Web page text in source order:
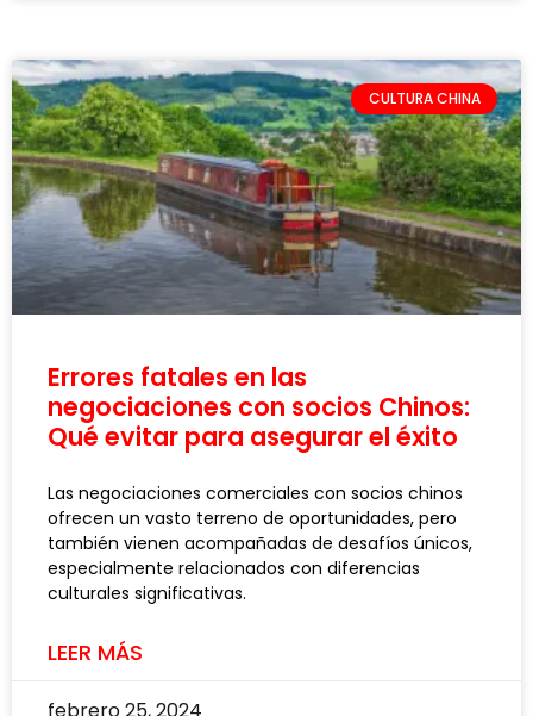
CULTURA CHINA
Errores fatales en las
negociaciones con socios Chinos:
Qué evitar para asegurar el éxito
Las negociaciones comerciales con socios chinos
ofrecen un vasto terreno de oportunidades, pero
también vienen acompañadas de desafíos únicos,
especialmente relacionados con diferencias
culturales significativas.
LEER MÁS